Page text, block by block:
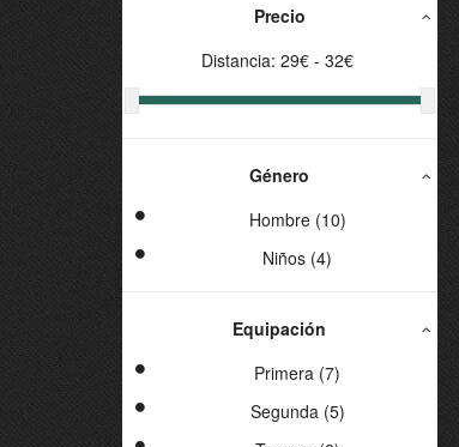
Precio
Distancia: 29€ - 32€
Género
Hombre (10)
Niños (4)
Equipación
Primera (7)
Segunda (5)